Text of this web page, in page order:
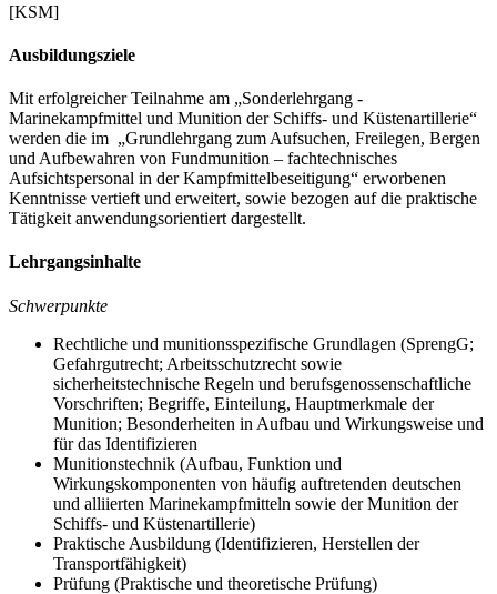
[KSM]
Ausbildungsziele
Mit erfolgreicher Teilnahme am „Sonderlehrgang -
Marinekampfmittel und Munition der Schiffs- und Küstenartillerie“
werden die im „Grundlehrgang zum Aufsuchen, Freilegen, Bergen
und Aufbewahren von Fundmunition – fachtechnisches
Aufsichtspersonal in der Kampfmittelbeseitigung“ erworbenen
Kenntnisse vertieft und erweitert, sowie bezogen auf die praktische
Tätigkeit anwendungsorientiert dargestellt.
Lehrgangsinhalte
Schwerpunkte
Rechtliche und munitionsspezifische Grundlagen (SprengG;
Gefahrgutrecht; Arbeitsschutzrecht sowie
sicherheitstechnische Regeln und berufsgenossenschaftliche
Vorschriften; Begriffe, Einteilung, Hauptmerkmale der
Munition; Besonderheiten in Aufbau und Wirkungsweise und
für das Identifizieren
Munitionstechnik (Aufbau, Funktion und
Wirkungskomponenten von häufig auftretenden deutschen
und alliierten Marinekampfmitteln sowie der Munition der
Schiffs- und Küstenartillerie)
Praktische Ausbildung (Identifizieren, Herstellen der
Transportfähigkeit)
Prüfung (Praktische und theoretische Prüfung)